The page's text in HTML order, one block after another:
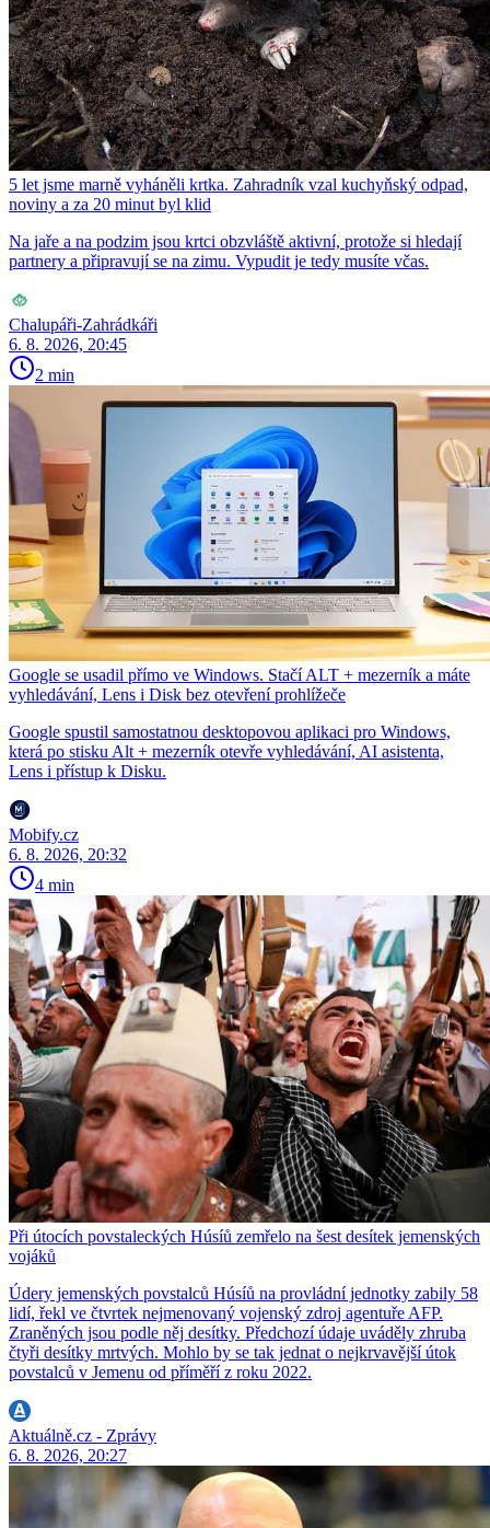
5 let jsme marně vyháněli krtka. Zahradník vzal kuchyňský odpad,
noviny a za 20 minut byl klid
Na jaře a na podzim jsou krtci obzvláště aktivní, protože si hledají
partnery a připravují se na zimu. Vypudit je tedy musíte včas.
Chalupáři-Zahrádkáři
6. 8. 2026, 20:45
2 min
Google se usadil přímo ve Windows. Stačí ALT + mezerník a máte
vyhledávání, Lens i Disk bez otevření prohlížeče
Google spustil samostatnou desktopovou aplikaci pro Windows,
která po stisku Alt + mezerník otevře vyhledávání, AI asistenta,
Lens i přístup k Disku.
Mobify.cz
6. 8. 2026, 20:32
4 min
Při útocích povstaleckých Húsíů zemřelo na šest desítek jemenských
vojáků
Údery jemenských povstalců Húsíů na provládní jednotky zabily 58
lidí, řekl ve čtvrtek nejmenovaný vojenský zdroj agentuře AFP.
Zraněných jsou podle něj desítky. Předchozí údaje uváděly zhruba
čtyři desítky mrtvých. Mohlo by se tak jednat o nejkrvavější útok
povstalců v Jemenu od příměří z roku 2022.
Aktuálně.cz - Zprávy
6. 8. 2026, 20:27